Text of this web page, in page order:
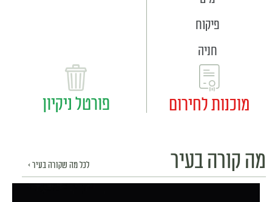
פיקוח
חניה
מוכנות לחירום פורטל ניקיון
מה קורה בעיר לכל מה שקורה בעיר >